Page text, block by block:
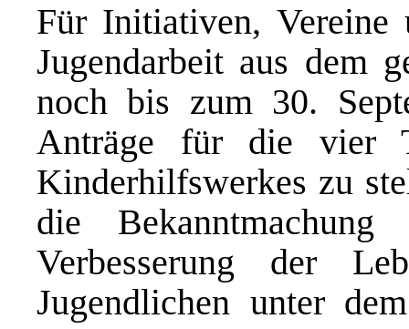
Für Initiativen,
Jugendarbeit aus dem
noch bis zum 30.
Anträge für die vier
Kinderhilfswerkes zu
die
Verbesserung der
Jugendlichen unter